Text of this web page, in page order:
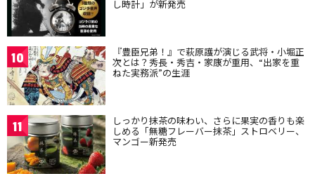
し時計」が新発売
10 『豊臣兄弟！』で萩原護が演じる武将・小堀正
次とは？秀長・秀吉・家康が重用、“出家を重
ねた実務派”の生涯
11 しっかり抹茶の味わい、さらに果実の香りも楽
しめる「無糖フレーバー抹茶」ストロベリー、
マンゴー新発売